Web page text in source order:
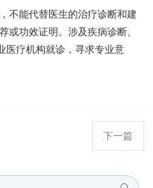
不能代替医生的治疗诊断和建
或功效证明。涉及疾病诊断、
医疗机构就诊，寻求专业意
下一篇